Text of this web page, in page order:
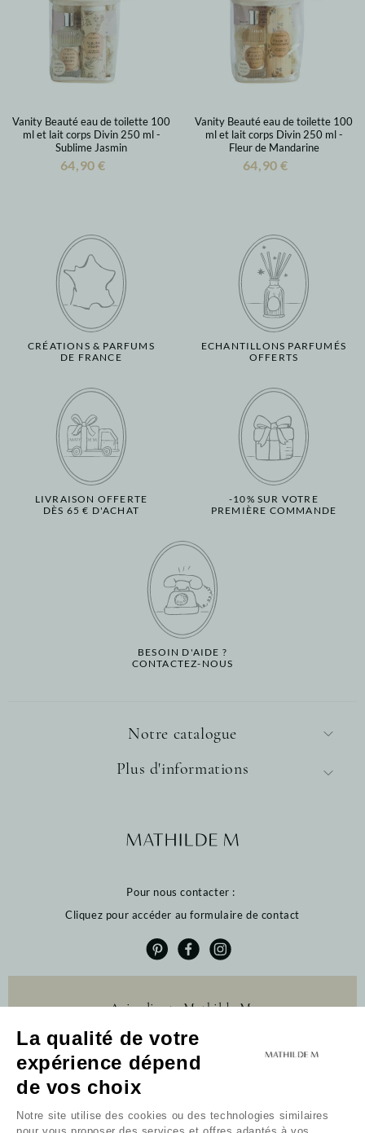
La qualité de votre
expérience dépend
de vos choix
Notre site utilise des cookies ou des technologies similaires
Vanity Beauté eau de toilette 100
ml et lait corps Divin 250 ml -
Sublime Jasmin
64,90 €
Vanity Beauté eau de toilette 100
ml et lait corps Divin 250 ml -
Fleur de Mandarine
64,90 €
CRÉATIONS & PARFUMS
DE FRANCE
ECHANTILLONS PARFUMÉS
OFFERTS
LIVRAISON OFFERTE
DÈS 65 € D'ACHAT
-10% SUR VOTRE
PREMIÈRE COMMANDE
BESOIN D'AIDE ?
CONTACTEZ-NOUS
Notre catalogue
Pour nous contacter :
Cliquez pour accéder au formulaire de contact
Plus d'informations
Avis clients Mathilde M.
384 avis
première commande